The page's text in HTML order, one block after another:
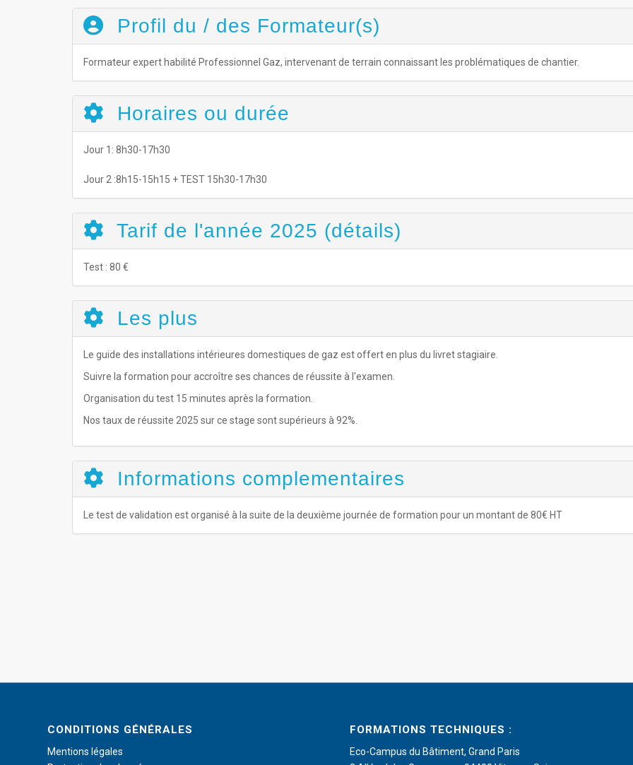
Profil du / des Formateur(s)
Formateur expert habilité Professionnel Gaz, intervenant de terrain connaissant les problématiques de chantier.
Horaires ou durée
Jour 1: 8h30-17h30
Jour 2 :8h15-15h15 + TEST 15h30-17h30
Tarif de l'année 2025 (détails)
Test : 80 €
Les plus
Le guide des installations intérieures domestiques de gaz est offert en plus du livret stagiaire.
Suivre la formation pour accroître ses chances de réussite à l'examen.
Organisation du test 15 minutes après la formation.
Nos taux de réussite 2025 sur ce stage sont supérieurs à 92%.
Informations complementaires
Le test de validation est organisé à la suite de la deuxième journée de formation pour un montant de 80€ HT
CONDITIONS GÉNÉRALES
Mentions légales
FORMATIONS TECHNIQUES :
Eco-Campus du Bâtiment, Grand Paris